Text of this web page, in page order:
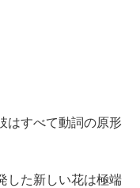
はすべて動詞の原形
した新しい花は極端